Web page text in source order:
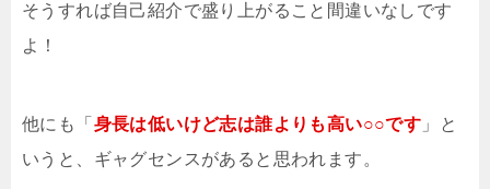
そうすれば自己紹介で盛り上がること間違いなしです
よ！
他にも「 身長は低いけど志は誰よりも高い○○です 」と
いうと、ギャグセンスがあると思われます。